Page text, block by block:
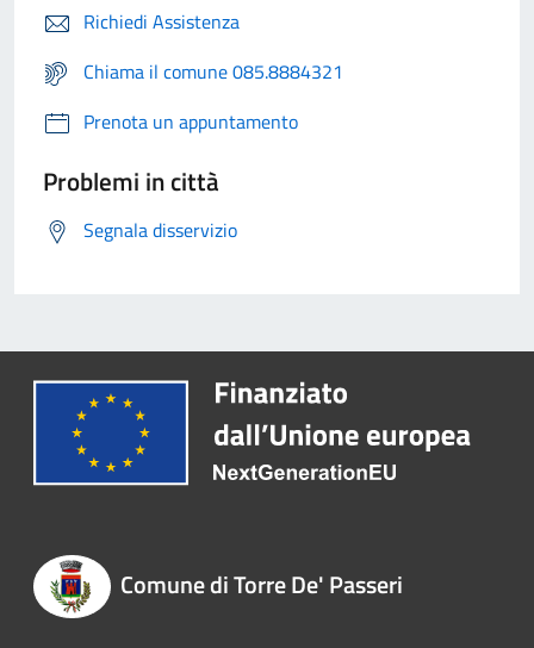
Richiedi Assistenza
Chiama il comune 085.8884321
Prenota un appuntamento
Problemi in città
Segnala disservizio
Comune di Torre De' Passeri